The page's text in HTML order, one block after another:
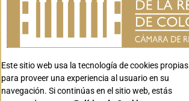
X_@CamaraColombia
Youtube_@CamaraColombia
Youtube_@CanalCongreso
Este sitio web usa la tecnología de cookies propias
para proveer una experiencia al usuario en su
navegación. Si continúas en el sitio web, estás